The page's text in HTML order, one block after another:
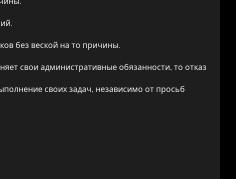
без веской на то причины.
свои административные обязанности, то отказ
своих задач, независимо от просьб